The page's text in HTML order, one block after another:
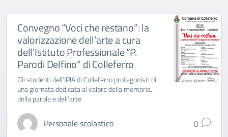
Convegno “Voci che restano”: la
valorizzazione dell’arte a cura
dell’Istituto Professionale “P.
Parodi Delfino” di Colleferro
Gli studenti dell’IPIA di Colleferro protagonisti di
una giornata dedicata al valore della memoria,
della parola e dell’arte
Personale scolastico 0